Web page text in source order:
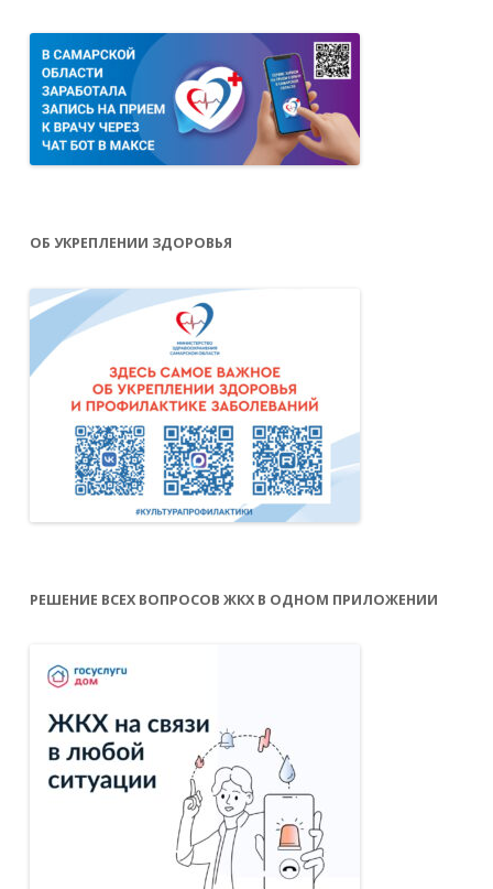
ОБ УКРЕПЛЕНИИ ЗДОРОВЬЯ
РЕШЕНИЕ ВСЕХ ВОПРОСОВ ЖКХ В ОДНОМ ПРИЛОЖЕНИИ